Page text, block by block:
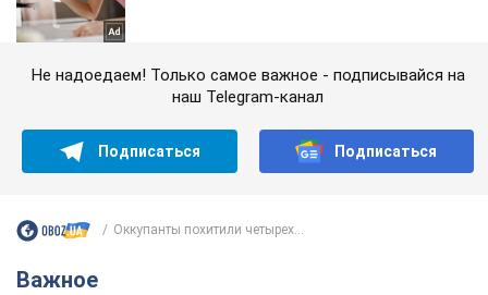
Не надоедаем! Только самое важное - подписывайся на
наш Telegram-канал
Подписаться Подписаться
Оккупанты похитили четырех...
Важное